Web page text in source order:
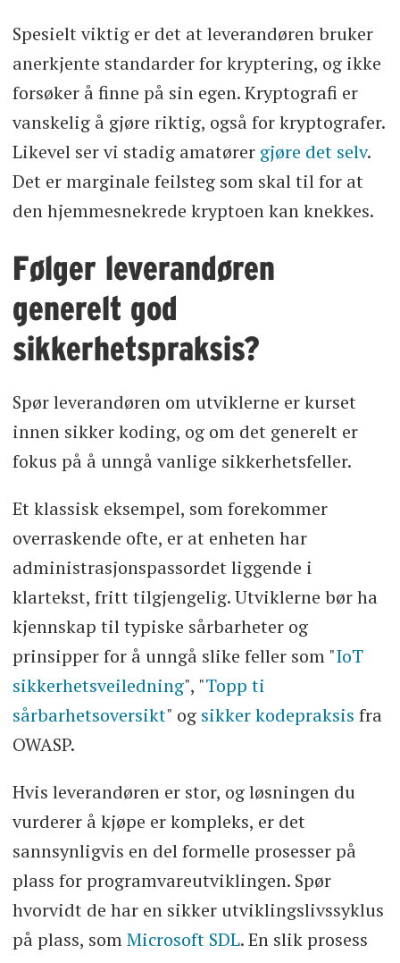
Spesielt viktig er det at leverandøren bruker
anerkjente standarder for kryptering, og ikke
forsøker å finne på sin egen. Kryptografi er
vanskelig å gjøre riktig, også for kryptografer.
Likevel ser vi stadig amatører gjøre det selv.
Det er marginale feilsteg som skal til for at
den hjemmesnekrede kryptoen kan knekkes.
Følger leverandøren
generelt god
sikkerhetspraksis?
Spør leverandøren om utviklerne er kurset
innen sikker koding, og om det generelt er
fokus på å unngå vanlige sikkerhetsfeller.
Et klassisk eksempel, som forekommer
overraskende ofte, er at enheten har
administrasjonspassordet liggende i
klartekst, fritt tilgjengelig. Utviklerne bør ha
kjennskap til typiske sårbarheter og
prinsipper for å unngå slike feller som "IoT
sikkerhetsveiledning", "Topp ti
sårbarhetsoversikt" og sikker kodepraksis fra
OWASP.
Hvis leverandøren er stor, og løsningen du
vurderer å kjøpe er kompleks, er det
sannsynligvis en del formelle prosesser på
plass for programvareutviklingen. Spør
hvorvidt de har en sikker utviklingslivssyklus
på plass, somMicrosoft SDL. En slik prosess